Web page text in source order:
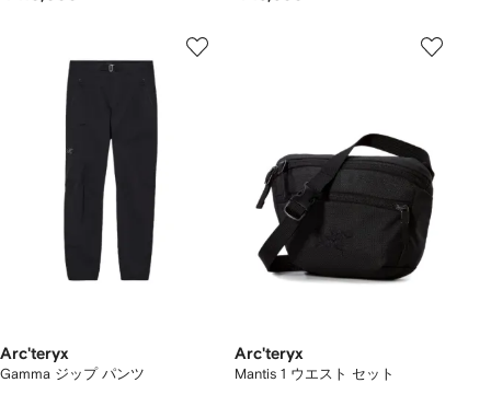
Arc'teryx
Gamma ジップ パンツ
Arc'teryx
Mantis 1 ウエスト セット